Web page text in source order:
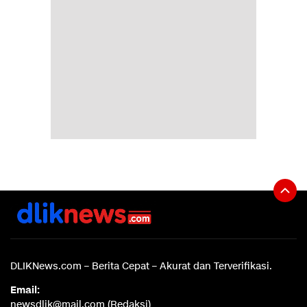
DLIKNews.com – Berita Cepat – Akurat dan Terverifikasi.
Email: